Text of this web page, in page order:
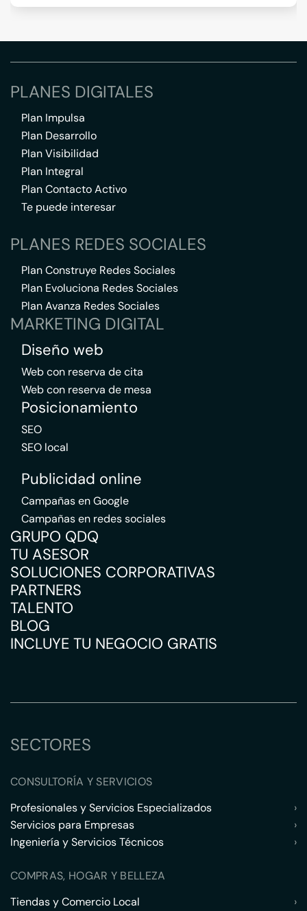
PLANES DIGITALES
Plan Impulsa
Plan Desarrollo
Plan Visibilidad
Plan Integral
Plan Contacto Activo
Te puede interesar
PLANES REDES SOCIALES
Plan Construye Redes Sociales
Plan Evoluciona Redes Sociales
Plan Avanza Redes Sociales
MARKETING DIGITAL
Diseño web
Web con reserva de cita
Web con reserva de mesa
Posicionamiento
SEO
SEO local
Publicidad online
Campañas en Google
Campañas en redes sociales
GRUPO QDQ
TU ASESOR
SOLUCIONES CORPORATIVAS
PARTNERS
TALENTO
BLOG
INCLUYE TU NEGOCIO GRATIS
SECTORES
CONSULTORÍA Y SERVICIOS
Profesionales y Servicios Especializados
›
Servicios para Empresas
›
Ingeniería y Servicios Técnicos
›
COMPRAS, HOGAR Y BELLEZA
Tiendas y Comercio Local
›